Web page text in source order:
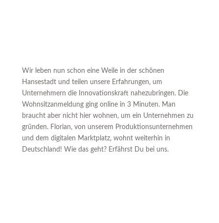
Wir leben nun schon eine Weile in der schönen
Hansestadt und teilen unsere Erfahrungen, um
Unternehmern die Innovationskraft nahezubringen. Die
Wohnsitzanmeldung ging online in 3 Minuten. Man
braucht aber nicht hier wohnen, um ein Unternehmen zu
gründen. Florian, von unserem Produktionsunternehmen
und dem digitalen Marktplatz, wohnt weiterhin in
Deutschland! Wie das geht? Erfährst Du bei uns.